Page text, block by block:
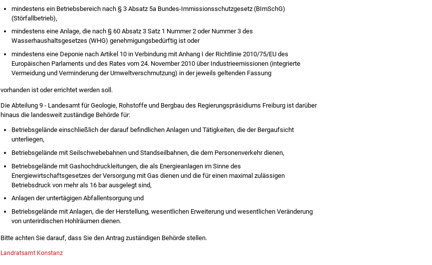
mindestens ein Betriebsbereich nach § 3 Absatz 5a Bundes-Immissionsschutzgesetz (BImSchG)
(Störfallbetrieb),
mindestens eine Anlage, die nach § 60 Absatz 3 Satz 1 Nummer 2 oder Nummer 3 des
Wasserhaushaltsgesetzes (WHG) genehmigungsbedürftig ist oder
mindestens eine Deponie nach Artikel 10 in Verbindung mit Anhang I der Richtlinie 2010/75/EU des
Europäischen Parlaments und des Rates vom 24. November 2010 über Industrieemissionen (integrierte
Vermeidung und Verminderung der Umweltverschmutzung) in der jeweils geltenden Fassung
vorhanden ist oder errichtet werden soll.
Die Abteilung 9 - Landesamt für Geologie, Rohstoffe und Bergbau des Regierungspräsidiums Freiburg ist darüber
hinaus die landesweit zuständige Behörde für:
Betriebsgelände einschließlich der darauf befindlichen Anlagen und Tätigkeiten, die der Bergaufsicht
unterliegen,
Betriebsgelände mit Seilschwebebahnen und Standseilbahnen, die dem Personenverkehr dienen,
Betriebsgelände mit Gashochdruckleitungen, die als Energieanlagen im Sinne des
Energiewirtschaftsgesetzes der Versorgung mit Gas dienen und die für einen maximal zulässigen
Betriebsdruck von mehr als 16 bar ausgelegt sind,
Anlagen der untertägigen Abfallentsorgung und
Betriebsgelände mit Anlagen, die der Herstellung, wesentlichen Erweiterung und wesentlichen Veränderung
von unterirdischen Hohlräumen dienen.
Bitte achten Sie darauf, dass Sie den Antrag zuständigen Behörde stellen.
Landratsamt Konstanz